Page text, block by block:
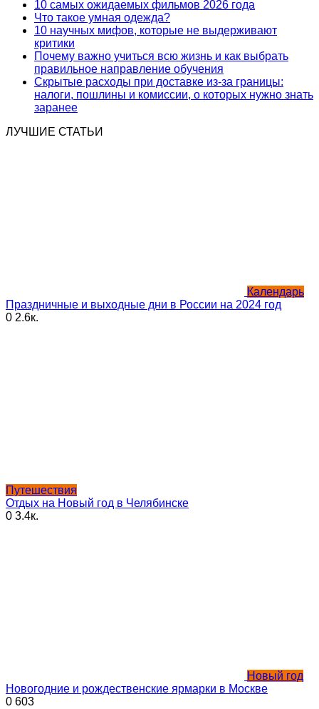
10 самых ожидаемых фильмов 2026 года
Что такое умная одежда?
10 научных мифов, которые не выдерживают
критики
Почему важно учиться всю жизнь и как выбрать
правильное направление обучения
Скрытые расходы при доставке из-за границы:
налоги, пошлины и комиссии, о которых нужно знать
заранее
ЛУЧШИЕ СТАТЬИ
Календарь
Праздничные и выходные дни в России на 2024 год
0 2.6к.
Путешествия
Отдых на Новый год в Челябинске
0 3.4к.
Новый год
Новогодние и рождественские ярмарки в Москве
0 603